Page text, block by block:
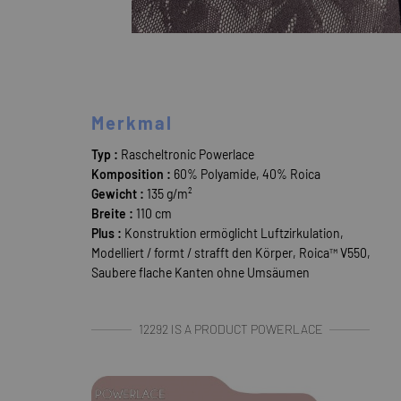
Merkmal
Typ : Rascheltronic Powerlace
Komposition : 60% Polyamide, 40% Roica
Gewicht : 135 g/m²
Breite : 110 cm
Plus : Konstruktion ermöglicht Luftzirkulation,
Modelliert / formt / strafft den Körper, Roica™ V550,
Saubere flache Kanten ohne Umsäumen
12292 IS A PRODUCT POWERLACE